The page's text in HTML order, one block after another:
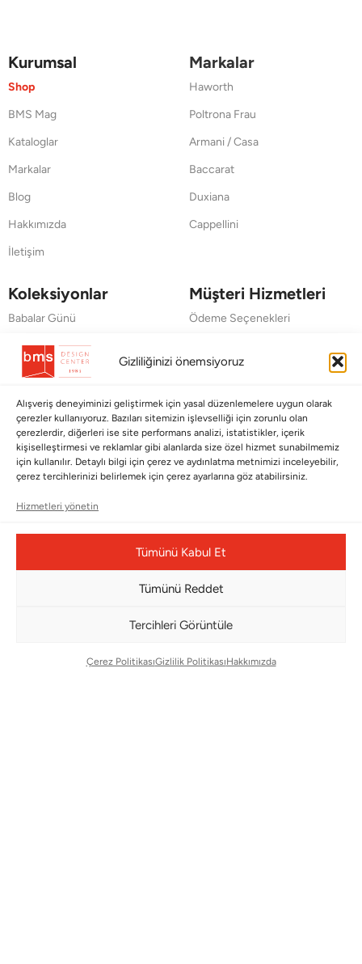
Gizliliğinizi önemsiyoruz
Alışveriş deneyiminizi geliştirmek için yasal düzenlemelere uygun olarak
çerezler kullanıyoruz. Bazıları sitemizin işlevselliği için zorunlu olan
çerezlerdir, diğerleri ise site performans analizi, istatistikler, içerik
kişiselleştirmesi ve reklamlar gibi alanlarda size özel hizmet sunabilmemiz
için kullanılır. Detaylı bilgi için çerez ve aydınlatma metnimizi inceleyebilir,
çerez tercihlerinizi belirlemek için çerez ayarlarına göz atabilirsiniz.
Hizmetleri yönetin
Tümünü Kabul Et
Tümünü Reddet
Tercihleri Görüntüle
Çerez PolitikasıGizlilik PolitikasıHakkımızda
Kurumsal
Shop
BMS Mag
Kataloglar
Markalar
Blog
Hakkımızda
İletişim
Markalar
Haworth
Poltrona Frau
Armani / Casa
Baccarat
Duxiana
Cappellini
Koleksiyonlar
Babalar Günü
Anneler Günü
Sevgililer Günü
Saraylardan Evinize
Wedding
Pet Collection
Yılbaşı
Yat
Müşteri Hizmetleri
Ödeme Seçenekleri
Garanti Şartları
İade Politikası
Kullanım Koşulları
KVKK
Mesafeli Satış Sözleşmesi
Hata Bildirim Formu
BÜLTENİMİZE ABONE OLUN